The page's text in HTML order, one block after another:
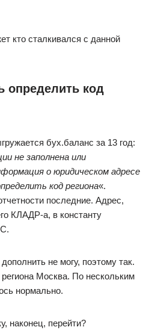
кто сталкивался с данной
определить код
бух.баланс за 13 год:
не заполнена или
о юридическом адресе
код региона«.
последние. Адрес,
КЛАДР-а, в константу
не могу, поэтому так.
Москва. По нескольким
нормально.
наконец, перейти?